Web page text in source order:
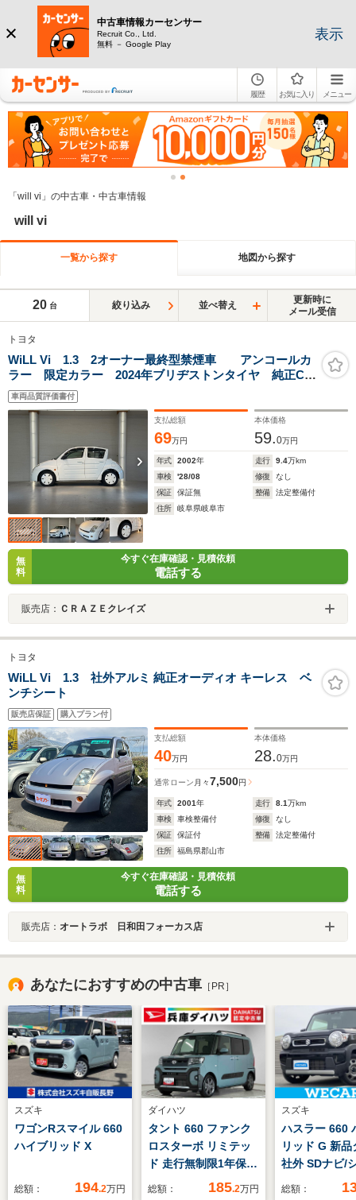
中古車情報カーセンサー
Recruit Co., Ltd.
無料 － Google Play
表示
履歴 お気に入り メニュー
「will vi」の中古車・中古車情報
will vi
一覧から探す 地図から探す
20 台 絞り込み 並べ替え
更新時に
メール受信
トヨタ
WiLL Vi 1.3 2オーナー最終型禁煙車 アンコールカ
ラー 限定カラー 2024年ブリヂストンタイヤ 純正CD
カセットチューナー ベンチシート コラムAT パンプキ
ン馬車 下取車
車両品質評価書付
支払総額
69万円
本体価格
59.0万円
年式 2002年 走行 9.4万km
車検
'28/08 修復
なし
保証
保証無 整備
法定整備付
住所
岐阜県岐阜市
無
料
今すぐ在庫確認・見積依頼
電話する
販売店： ＣＲＡＺＥクレイズ
トヨタ
WiLL Vi 1.3 社外アルミ 純正オーディオ キーレス ベ
ンチシート
販売店保証 購入プラン付
支払総額
40万円
本体価格
28.0万円
通常ローン 月々7,500円
年式 2001年 走行 8.1万km
車検
車検整備付 修復
なし
保証
保証付 整備
法定整備付
住所
福島県郡山市
無
料
今すぐ在庫確認・見積依頼
電話する
販売店： オートラボ 日和田フォーカス店
あなたにおすすめの中古車 ［PR］
スズキ
ワゴンRスマイル 660
ハイブリッド X
総額： 194.2万円
ダイハツ
タント 660 ファンク
ロスターボ リミテッ
ド 走行無制限1年保
証 両側電動スライド
総額： 185.2万円
スズキ
ハスラー 660
リッド G 新品
社外 SDナビ/
ーター 前席/
総額：